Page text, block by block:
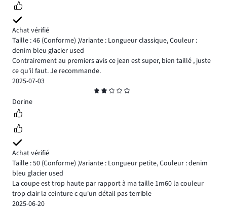
Achat vérifié
Taille : 46 (Conforme) ,Variante : Longueur classique,Couleur :
denim bleu glacier used
Contrairement au premiers avis ce jean est super, bien taillé , juste
ce qu'il faut. Je recommande.
2025-07-03
2
Dorine
Achat vérifié
Taille : 50 (Conforme) ,Variante : Longueur petite,Couleur : denim
bleu glacier used
La coupe est trop haute par rapport à ma taille 1m60 la couleur
trop clair la ceinture c qu'un détail pas terrible
2025-06-20